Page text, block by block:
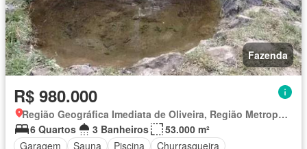
Fazenda
R$ 980.000
Região Geográfica Imediata de Oliveira, Região Metropolitana de Belo Horizonte
6 Quartos
3 Banheiros
53.000 m²
Garagem
Sauna Piscina Churrasqueira